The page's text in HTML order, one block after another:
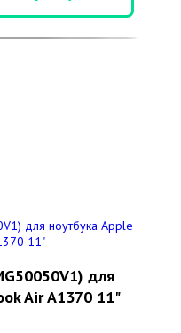
для
Air A1370 11"